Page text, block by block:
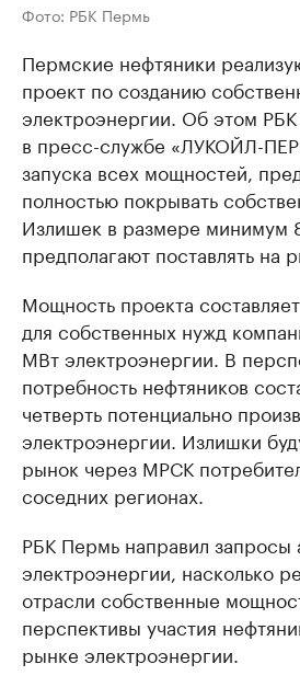
Фото: РБК Пермь
Пермские нефтяники
проект по созданию
электроэнергии. Об этом
в пресс-службе «ЛУКОЙЛ-
запуска всех мощностей,
полностью покрывать
Излишек в размере минимум
предполагают поставлять на
Мощность проекта
для собственных нужд
МВт электроэнергии. В
потребность нефтяников
четверть потенциально
электроэнергии. Излишки
рынок через МРСК
соседних регионах.
РБК Пермь направил запросы
электроэнергии, насколько
отрасли собственные
перспективы участия
рынке электроэнергии.